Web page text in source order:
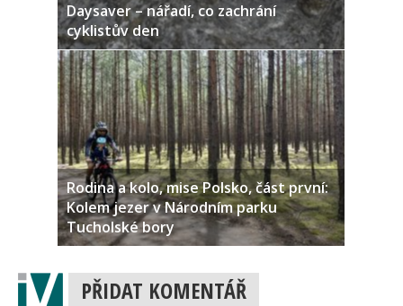
Daysaver – nářadí, co zachrání
cyklistův den
Rodina a kolo, mise Polsko, část první:
Kolem jezer v Národním parku
Tucholské bory
PŘIDAT KOMENTÁŘ